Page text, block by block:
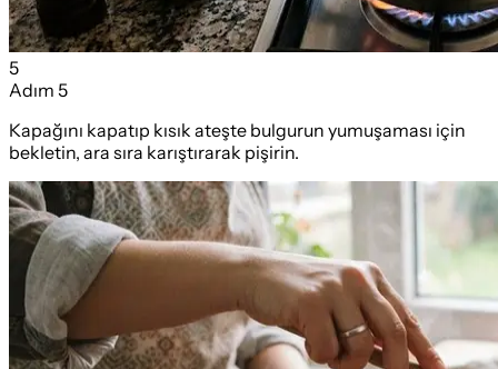
5
Adım 5
Kapağını kapatıp kısık ateşte bulgurun yumuşaması için
bekletin, ara sıra karıştırarak pişirin.